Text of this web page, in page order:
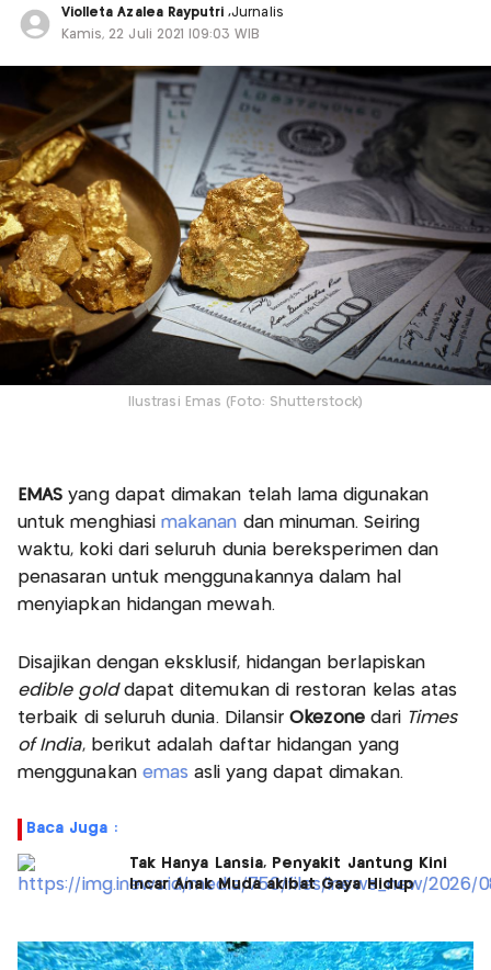
Violleta Azalea Rayputri,Jurnalis
Kamis, 22 Juli 2021 |09:03 WIB
Ilustrasi Emas (Foto: Shutterstock)
EMASyang dapat dimakan telah lama digunakan
untuk menghiasimakanan dan minuman. Seiring
waktu, koki dari seluruh dunia bereksperimen dan
penasaran untuk menggunakannya dalam hal
menyiapkan hidangan mewah.
Disajikan dengan eksklusif, hidangan berlapiskan
edible golddapat ditemukan di restoran kelas atas
terbaik di seluruh dunia. DilansirOkezone dari Times
of India, berikut adalah daftar hidangan yang
menggunakan emas asli yang dapat dimakan.
Baca Juga :
Tak Hanya Lansia, Penyakit Jantung Kini
Incar Anak Muda akibat Gaya Hidup